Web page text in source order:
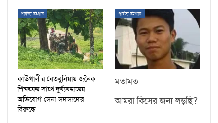
পার্বত্য চট্টগ্রাম
কাউখালীর বেতবুনিয়ায় জনৈক
শিক্ষকের সাথে দুর্ব্যবহারের
অভিযোগ সেনা সদস্যদের
বিরুদ্ধে
পার্বত্য চট্টগ্রাম
মতামত
আমরা কিসের জন্য লড়ছি?